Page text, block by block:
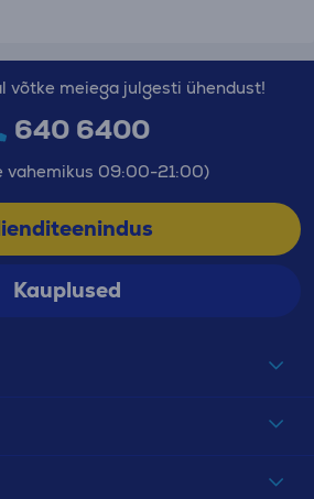
võtke meiega julgesti ühendust!
640 6400
vahemikus 09:00-21:00)
Kauplused